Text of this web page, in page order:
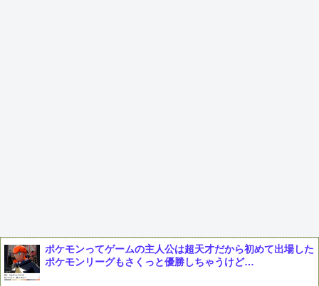
ポケモンってゲームの主人公は超天才だから初めて出場した
ポケモンリーグもさくっと優勝しちゃうけど…